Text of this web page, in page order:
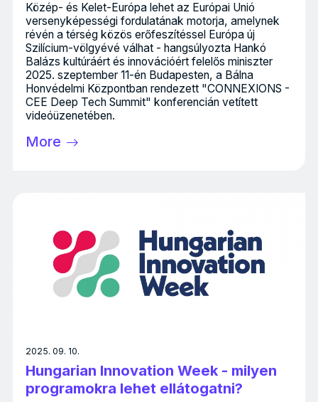
Közép- és Kelet-Európa lehet az Európai Unió
versenyképességi fordulatának motorja, amelynek
révén a térség közös erőfeszítéssel Európa új
Szilícium-völgyévé válhat - hangsúlyozta Hankó
Balázs kultúráért és innovációért felelős miniszter
2025. szeptember 11-én Budapesten, a Bálna
Honvédelmi Központban rendezett "CONNEXIONS -
CEE Deep Tech Summit" konferencián vetített
videóüzenetében.
More
2025. 09. 10.
Hungarian Innovation Week - milyen
programokra lehet ellátogatni?